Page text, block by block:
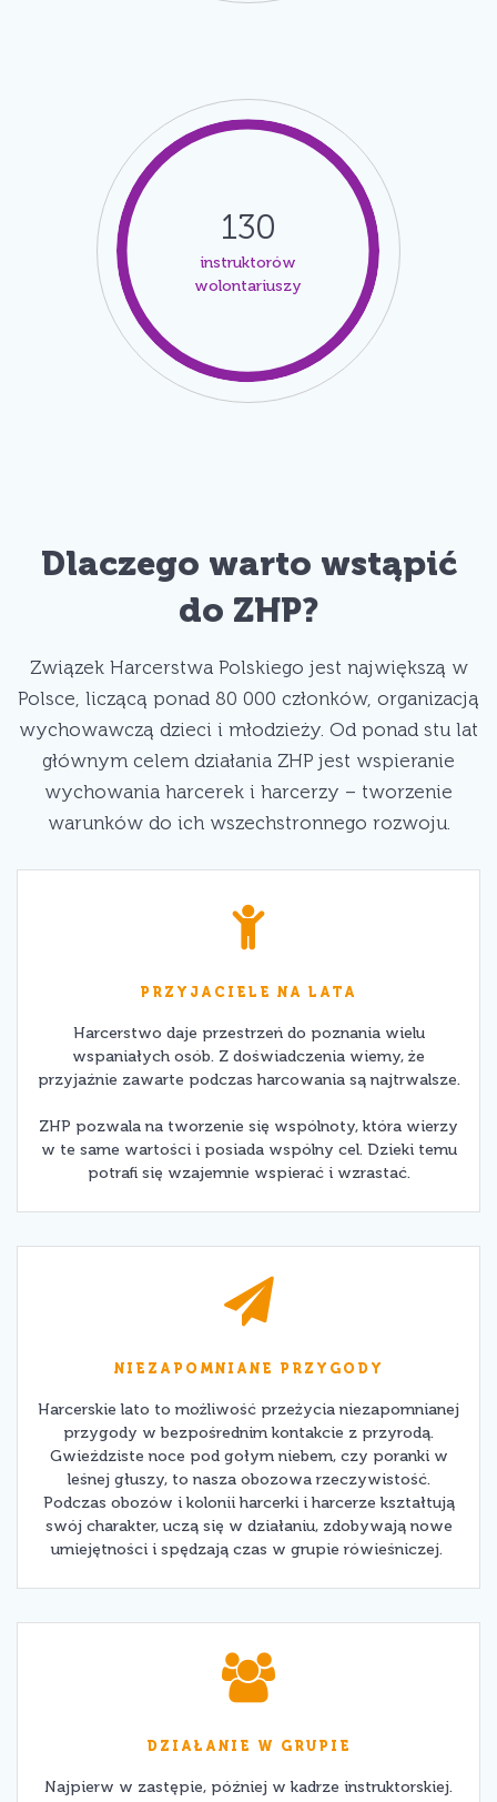
130
instruktorów
wolontariuszy
Dlaczego warto wstąpić
do ZHP?
Związek Harcerstwa Polskiego jest największą w
Polsce, liczącą ponad 80 000 członków, organizacją
wychowawczą dzieci i młodzieży. Od ponad stu lat
głównym celem działania ZHP jest wspieranie
wychowania harcerek i harcerzy – tworzenie
warunków do ich wszechstronnego rozwoju.
PRZYJACIELE NA LATA
Harcerstwo daje przestrzeń do poznania wielu
wspaniałych osób. Z doświadczenia wiemy, że
przyjaźnie zawarte podczas harcowania są najtrwalsze.
ZHP pozwala na tworzenie się wspólnoty, która wierzy
w te same wartości i posiada wspólny cel. Dzieki temu
potrafi się wzajemnie wspierać i wzrastać.
NIEZAPOMNIANE PRZYGODY
Harcerskie lato to możliwość przeżycia niezapomnianej
przygody w bezpośrednim kontakcie z przyrodą.
Gwieździste noce pod gołym niebem, czy poranki w
leśnej głuszy, to nasza obozowa rzeczywistość.
Podczas obozów i kolonii harcerki i harcerze kształtują
swój charakter, uczą się w działaniu, zdobywają nowe
umiejętności i spędzają czas w grupie rówieśniczej.
DZIAŁANIE W GRUPIE
Najpierw w zastępie, później w kadrze instruktorskiej.